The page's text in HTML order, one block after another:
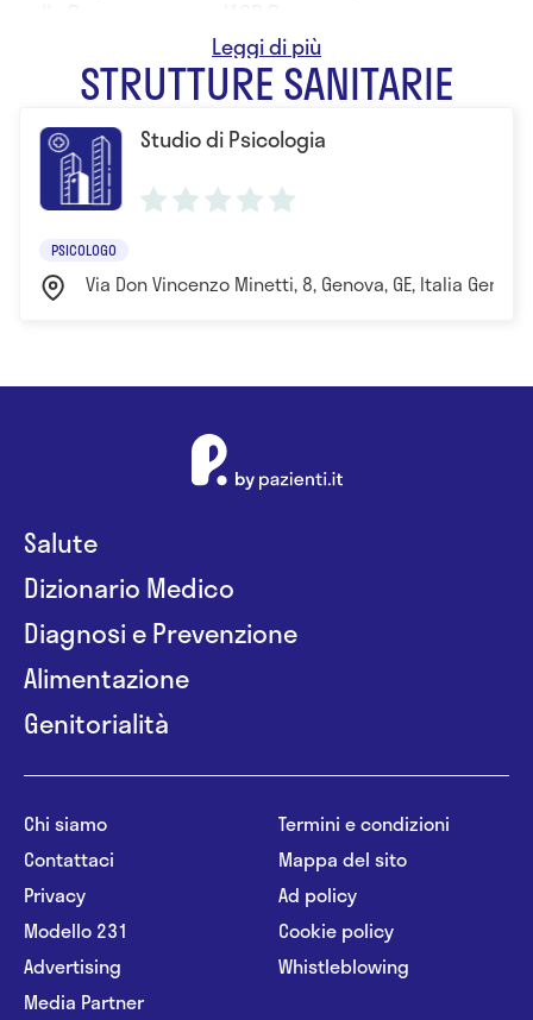
- 2012 Laurea in Scienze della Comunicazione
presso l'Università di Genova
STRUTTURE SANITARIE
Studio di Psicologia
PSICOLOGO
Via Don Vincenzo Minetti, 8, Genova, GE, Italia Genova
Salute
Dizionario Medico
Diagnosi e Prevenzione
Alimentazione
Genitorialità
Chi siamo
Contattaci
Privacy
Modello 231
Advertising
Media Partner
Termini e condizioni
Mappa del sito
Ad policy
Cookie policy
Whistleblowing